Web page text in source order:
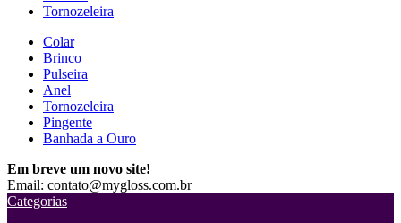
Tornozeleira
Colar
Brinco
Pulseira
Anel
Tornozeleira
Pingente
Banhada a Ouro
Em breve um novo site!
Email: contato@mygloss.com.br
Categorias